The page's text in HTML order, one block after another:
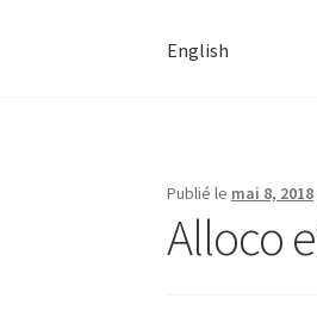
English
Publié le mai 8, 2018
Alloco